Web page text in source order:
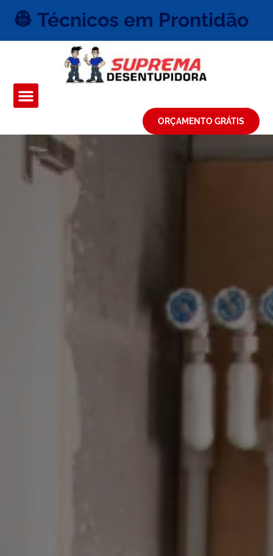
👷 Técnicos em Prontidão
ORÇAMENTO GRÁTIS